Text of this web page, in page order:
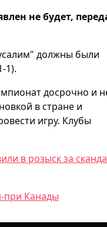
не будет,
должны были
1).
досрочно и
в стране и
игру. Клубы
в розыск за
при Канады